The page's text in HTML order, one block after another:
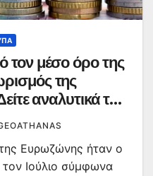
μέσο όρο της
της
αναλυτικά τα
Ευρωζώνης ήταν ο
Ιούλιο σύμφωνα